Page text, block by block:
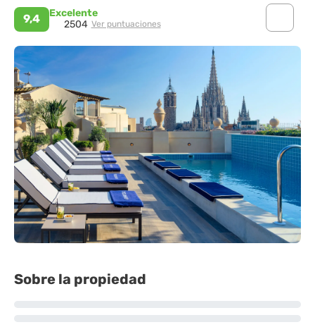
9,4
Excelente
2504 Ver puntuaciones
Sobre la propiedad